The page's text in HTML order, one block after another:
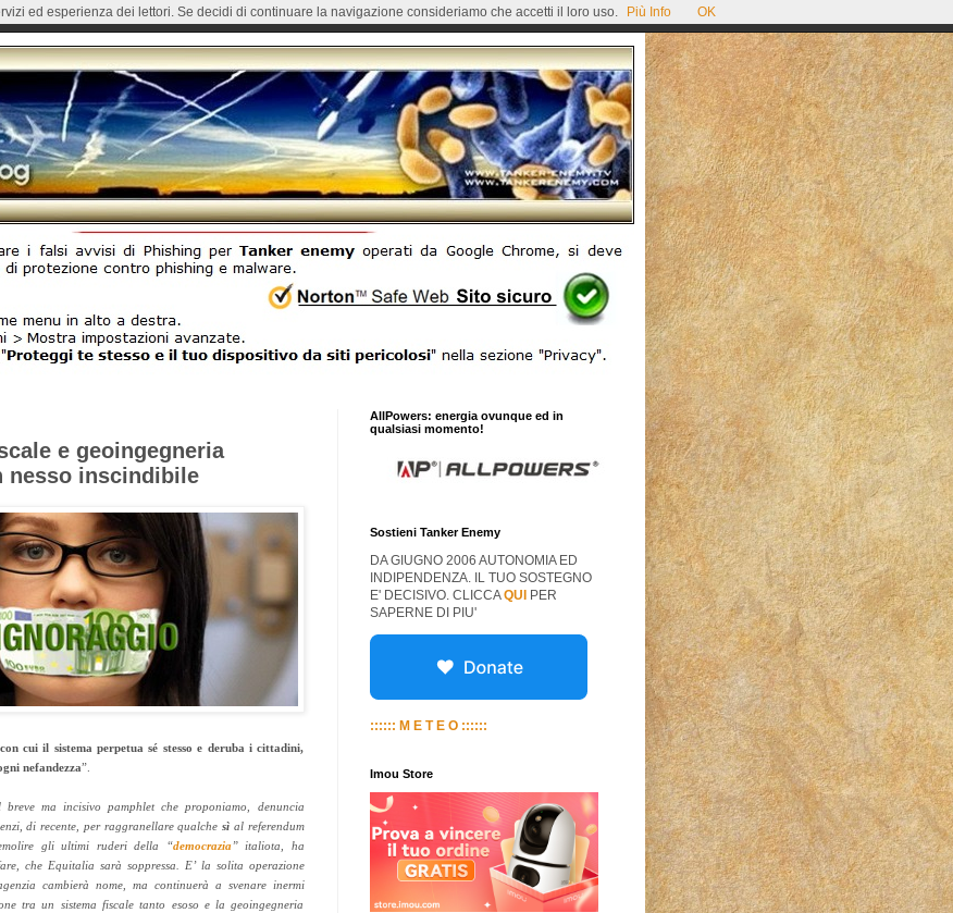
e geoingegneria
nesso inscindibile
cui il sistema perpetua sé stesso e deruba i cittadini,
nefandezza”.
breve ma incisivopamphlet che proponiamo, denuncia
di recente, per raggranellare qualchesì al referendum
gli ultimi ruderi della “democrazia” italiota, ha
che Equitalia sarà soppressa. E’ la solita operazione
cambierà nome, ma continuerà a svenare inermi
tra un sistema fiscale tanto esoso e la geoingegneria
AllPowers: energia ovunque ed in
qualsiasi momento!
Sostieni Tanker Enemy
DA GIUGNO 2006 AUTONOMIA ED
INDIPENDENZA. IL TUO SOSTEGNO
E' DECISIVO. CLICCAQUI
PER
SAPERNE DI PIU'
:::::: M E T E O ::::::
Imou Store
ed esperienza dei lettori. Se decidi di continuare la navigazione consideriamo che accetti il loro uso. Più Info OK